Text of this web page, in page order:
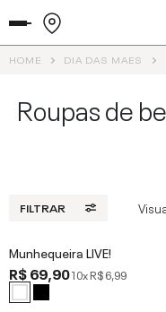
HOME DIA DAS MAES
Roupas de
FILTRAR
Munhequeira LIVE!
R$ 69,9010xR$ 6,99